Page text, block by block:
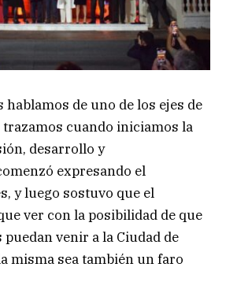
hablamos de uno de los ejes de
cuando iniciamos la
desarrollo y
expresando el
y luego sostuvo que el
ver con la posibilidad de que
venir a la Ciudad de
misma sea también un faro